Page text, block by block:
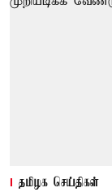
தமிழக செய்திகள்